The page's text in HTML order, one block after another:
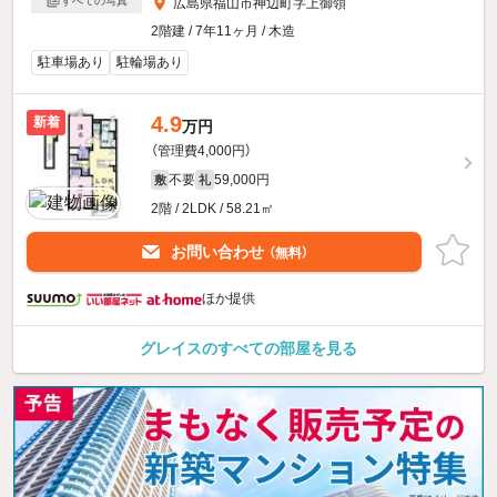
2階建 / 7年11ヶ月 / 木造
駐車場あり
駐輪場あり
新着 4.9万円
（管理費4,000円）
敷 不要 礼 59,000円
2階 / 2LDK / 58.21㎡
お問い合わせ （無料）
ほか提供
グレイスのすべての部屋を見る